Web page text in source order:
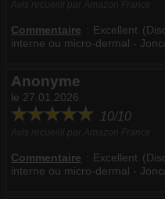
Commentaire : Excellent
interne ou micro-dermal -
Anonyme
le 27.01.2026
10/10
Commentaire : Excellent
interne ou micro-dermal -